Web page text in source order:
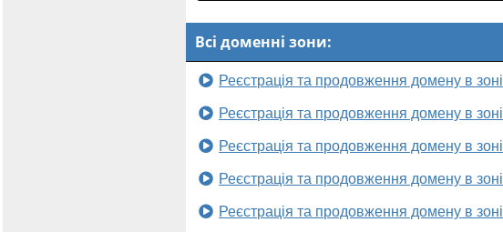
Всі доменні зони:
Реєстрація та продовження домену в зоні
Реєстрація та продовження домену в зоні
Реєстрація та продовження домену в зоні
Реєстрація та продовження домену в зоні
Реєстрація та продовження домену в зоні